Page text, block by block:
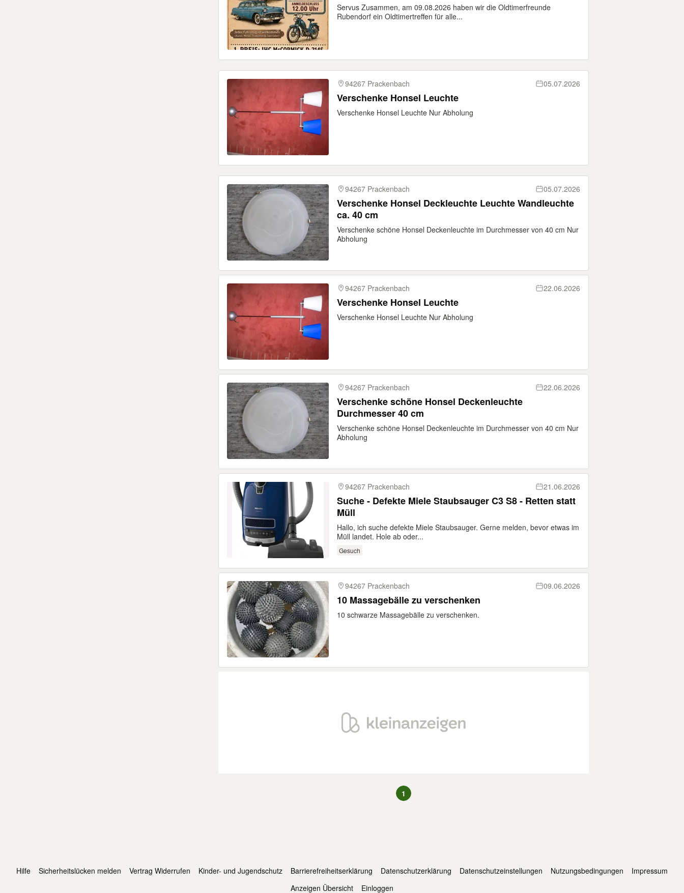
Servus Zusammen, am 09.08.2026 haben wir die Oldtimerfreunde
Rubendorf ein Oldtimertreffen für alle...
94267 Prackenbach 05.07.2026
Verschenke Honsel Leuchte
Verschenke Honsel Leuchte Nur Abholung
94267 Prackenbach 05.07.2026
Verschenke Honsel Deckleuchte Leuchte Wandleuchte
ca. 40 cm
Verschenke schöne Honsel Deckenleuchte im Durchmesser von 40 cm Nur
Abholung
94267 Prackenbach 22.06.2026
Verschenke Honsel Leuchte
Verschenke Honsel Leuchte Nur Abholung
94267 Prackenbach 22.06.2026
Verschenke schöne Honsel Deckenleuchte
Durchmesser 40 cm
Verschenke schöne Honsel Deckenleuchte im Durchmesser von 40 cm Nur
Abholung
94267 Prackenbach 21.06.2026
Suche - Defekte Miele Staubsauger C3 S8 - Retten statt
Müll
Hallo, ich suche defekte Miele Staubsauger. Gerne melden, bevor etwas im
Müll landet. Hole ab oder...
Gesuch
94267 Prackenbach 09.06.2026
10 Massagebälle zu verschenken
10 schwarze Massagebälle zu verschenken.
1
Hilfe Sicherheitslücken melden Vertrag Widerrufen Kinder- und Jugendschutz Barrierefreiheitserklärung Datenschutzerklärung Datenschutzeinstellungen Nutzungsbedingungen
Impressum
Anzeigen Übersicht
Einloggen